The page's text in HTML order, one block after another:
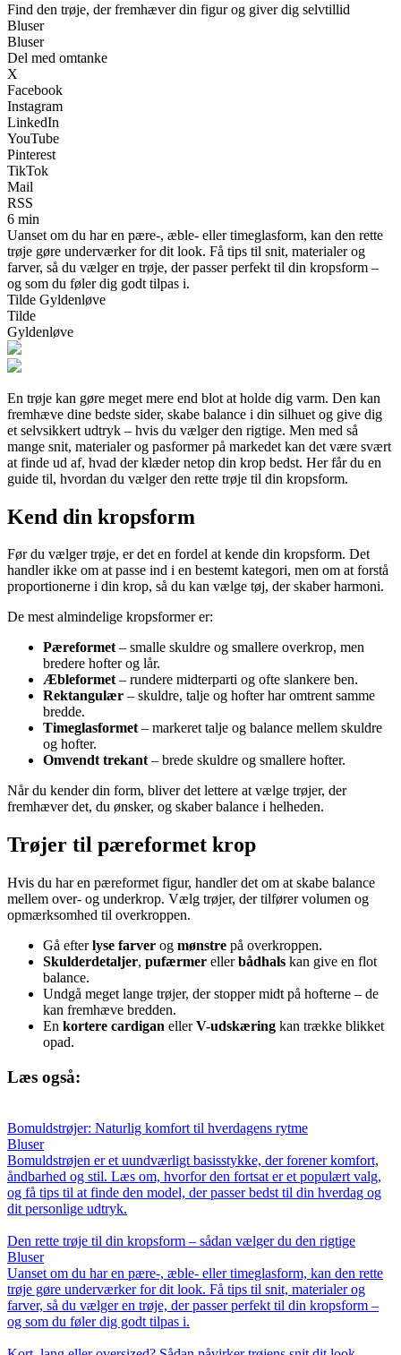
Find den trøje, der fremhæver din figur og giver dig selvtillid
Bluser
Bluser
Del med omtanke
X
Facebook
Instagram
LinkedIn
YouTube
Pinterest
TikTok
Mail
RSS
6 min
Uanset om du har en pære-, æble- eller timeglasform, kan den rette
trøje gøre underværker for dit look. Få tips til snit, materialer og
farver, så du vælger en trøje, der passer perfekt til din kropsform –
og som du føler dig godt tilpas i.
Tilde Gyldenløve
Tilde
Gyldenløve
En trøje kan gøre meget mere end blot at holde dig varm. Den kan
fremhæve dine bedste sider, skabe balance i din silhuet og give dig
et selvsikkert udtryk – hvis du vælger den rigtige. Men med så
mange snit, materialer og pasformer på markedet kan det være svært
at finde ud af, hvad der klæder netop din krop bedst. Her får du en
guide til, hvordan du vælger den rette trøje til din kropsform.
Kend din kropsform
Før du vælger trøje, er det en fordel at kende din kropsform. Det
handler ikke om at passe ind i en bestemt kategori, men om at forstå
proportionerne i din krop, så du kan vælge tøj, der skaber harmoni.
De mest almindelige kropsformer er:
Pæreformet– smalle skuldre og smallere overkrop, men
bredere hofter og lår.
Æbleformet– rundere midterparti og ofte slankere ben.
Rektangulær – skuldre, talje og hofter har omtrent samme
bredde.
Timeglasformet– markeret talje og balance mellem skuldre
og hofter.
Omvendt trekant– brede skuldre og smallere hofter.
Når du kender din form, bliver det lettere at vælge trøjer, der
fremhæver det, du ønsker, og skaber balance i helheden.
Trøjer til pæreformet krop
Hvis du har en pæreformet figur, handler det om at skabe balance
mellem over- og underkrop. Vælg trøjer, der tilfører volumen og
opmærksomhed til overkroppen.
Gå efterlyse farver og mønstre på overkroppen.
Skulderdetaljer, pufærmer ellerbådhals kan give en flot
balance.
Undgå meget lange trøjer, der stopper midt på hofterne – de
kan fremhæve bredden.
En kortere cardigan ellerV-udskæring kan trække blikket
opad.
Læs også:
Bomuldstrøjer: Naturlig komfort til hverdagens rytme
Bluser
Bomuldstrøjen er et uundværligt basisstykke, der forener komfort,
åndbarhed og stil. Læs om, hvorfor den fortsat er et populært valg,
og få tips til at finde den model, der passer bedst til din hverdag og
dit personlige udtryk.
Den rette trøje til din kropsform – sådan vælger du den rigtige
Bluser
Uanset om du har en pære-, æble- eller timeglasform, kan den rette
trøje gøre underværker for dit look. Få tips til snit, materialer og
farver, så du vælger en trøje, der passer perfekt til din kropsform –
og som du føler dig godt tilpas i.